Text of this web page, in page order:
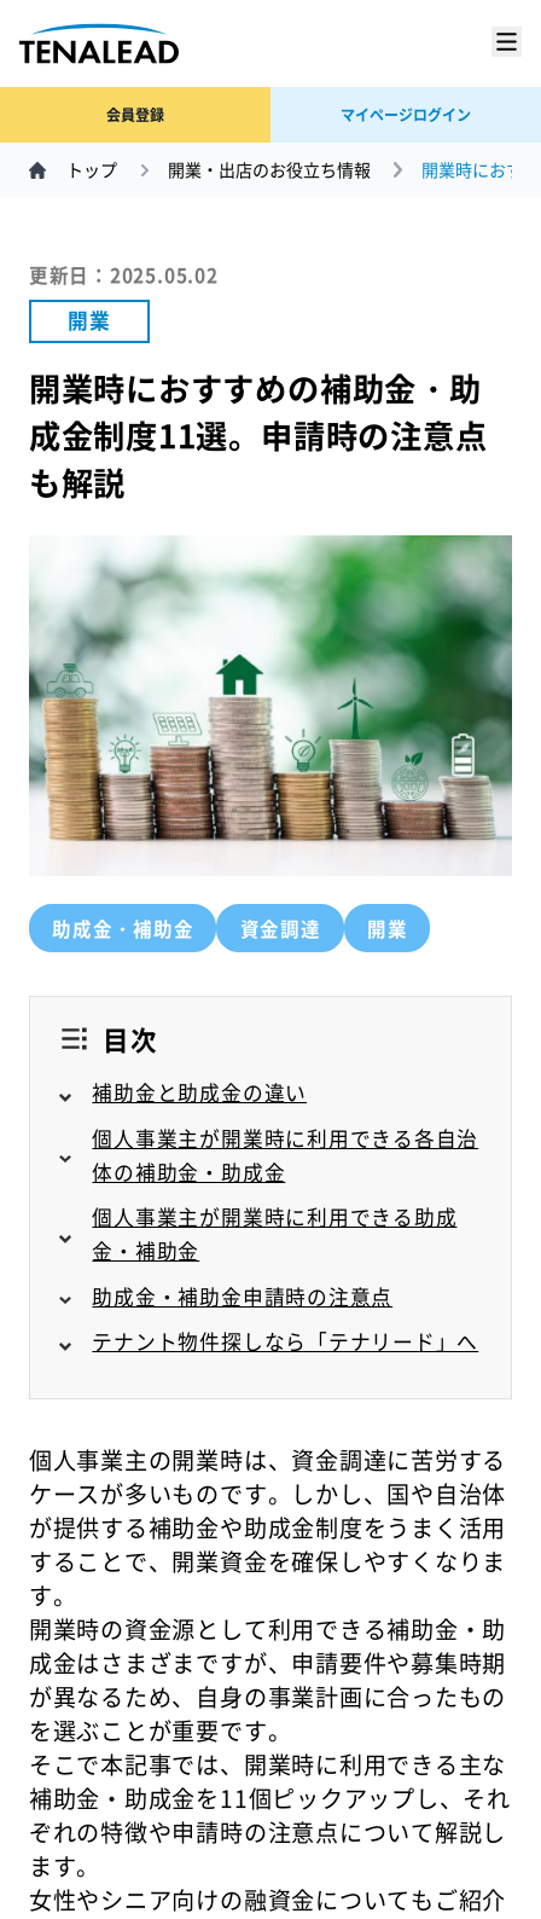
会員登録 マイページログイン
トップ 開業・出店のお役立ち情報 開業時におす
更新日：2025.05.02
開業
開業時におすすめの補助金・助
成金制度11選。申請時の注意点
も解説
助成金・補助金 資金調達 開業
目次
補助金と助成金の違い
個人事業主が開業時に利用できる各自治
体の補助金・助成金
個人事業主が開業時に利用できる助成
金・補助金
助成金・補助金申請時の注意点
テナント物件探しなら「テナリード」へ
個人事業主の開業時は、資金調達に苦労する
ケースが多いものです。しかし、国や自治体
が提供する補助金や助成金制度をうまく活用
することで、開業資金を確保しやすくなりま
す。
開業時の資金源として利用できる補助金・助
成金はさまざまですが、申請要件や募集時期
が異なるため、自身の事業計画に合ったもの
を選ぶことが重要です。
そこで本記事では、開業時に利用できる主な
補助金・助成金を11個ピックアップし、それ
ぞれの特徴や申請時の注意点について解説し
ます。
女性やシニア向けの融資金についてもご紹介